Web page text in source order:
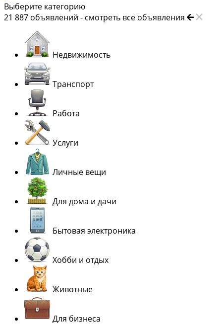
Выберите категорию
21 887 объявлений - смотреть все объявления
Недвижимость
Транспорт
Работа
Услуги
Личные вещи
Для дома и дачи
Бытовая электроника
Хобби и отдых
Животные
Для бизнеса